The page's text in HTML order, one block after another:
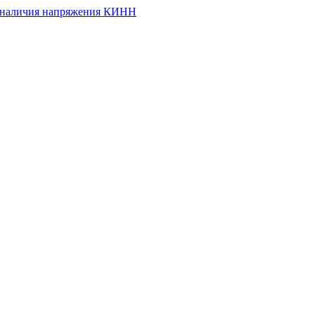
наличия напряжения КИНН